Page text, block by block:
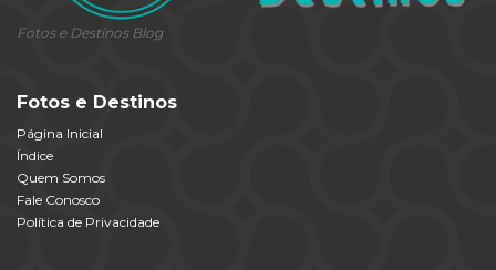
Fotos e Destinos Blog
Fotos e Destinos
Página Inicial
Índice
Quem Somos
Fale Conosco
Política de Privacidade